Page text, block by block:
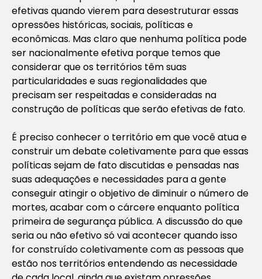
efetivas quando vierem para desestruturar essas
opressões históricas, sociais, políticas e
econômicas. Mas claro que nenhuma política pode
ser nacionalmente efetiva porque temos que
considerar que os territórios têm suas
particularidades e suas regionalidades que
precisam ser respeitadas e consideradas na
construção de políticas que serão efetivas de fato.
É preciso conhecer o território em que você atua e
construir um debate coletivamente para que essas
políticas sejam de fato discutidas e pensadas nas
suas adequações e necessidades para a gente
conseguir atingir o objetivo de diminuir o número de
mortes, acabar com o cárcere enquanto política
primeira de segurança pública. A discussão do que
seria ou não efetivo só vai acontecer quando isso
for construído coletivamente com as pessoas que
estão nos territórios entendendo as necessidade